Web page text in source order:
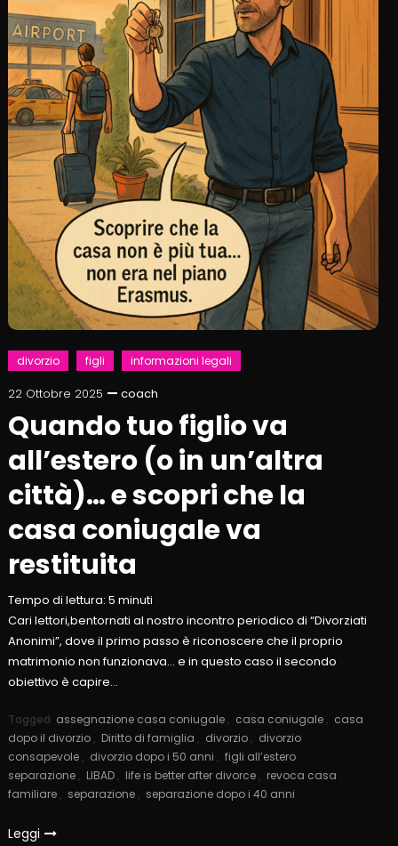
divorzio figli informazioni legali
22 Ottobre 2025 coach
Quando tuo figlio va
all’estero (o in un’altra
città)… e scopri che la
casa coniugale va
restituita
Tempo di lettura: 5 minuti
Cari lettori,bentornati al nostro incontro periodico di “Divorziati
Anonimi”, dove il primo passo è riconoscere che il proprio
matrimonio non funzionava… e in questo caso il secondo
obiettivo è capire…
Tagged assegnazione casa coniugale , casa coniugale , casa
dopo il divorzio , Diritto di famiglia , divorzio , divorzio
consapevole , divorzio dopo i 50 anni , figli all’estero
separazione , LIBAD , life is better after divorce , revoca casa
familiare , separazione , separazione dopo i 40 anni
Leggi